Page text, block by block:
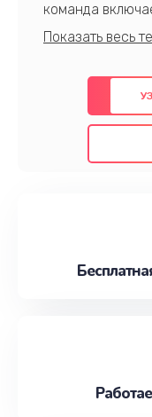
команда
предлагаем
также
проведенных
наилучшим